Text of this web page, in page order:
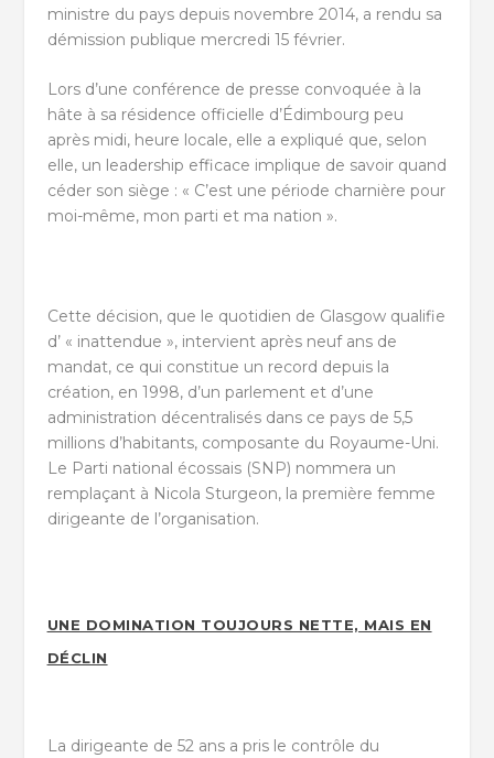
ministre du pays depuis novembre 2014, a rendu sa
démission publique mercredi 15 février.
Lors d’une conférence de presse convoquée à la
hâte à sa résidence officielle d’Édimbourg peu
après midi, heure locale, elle a expliqué que, selon
elle, un leadership efficace implique de savoir quand
céder son siège : « C’est une période charnière pour
moi-même, mon parti et ma nation ».
Cette décision, que le quotidien de Glasgow qualifie
d’ « inattendue », intervient après neuf ans de
mandat, ce qui constitue un record depuis la
création, en 1998, d’un parlement et d’une
administration décentralisés dans ce pays de 5,5
millions d’habitants, composante du Royaume-Uni.
Le Parti national écossais (SNP) nommera un
remplaçant à Nicola Sturgeon, la première femme
dirigeante de l’organisation.
UNE DOMINATION TOUJOURS NETTE, MAIS EN
DÉCLIN
La dirigeante de 52 ans a pris le contrôle du